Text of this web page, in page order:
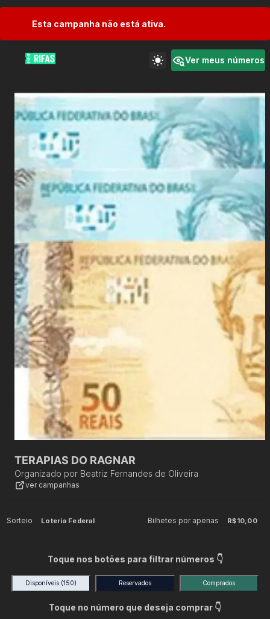
Esta campanha não está ativa.
Ver meus números
TERAPIAS DO RAGNAR
Organizado por Beatriz Fernandes de Oliveira
ver campanhas
Sorteio Loteria Federal Bilhetes por apenas R$10,00
Toque nos botões para filtrar números 👇
Disponíveis (150) Reservados Comprados
Toque no número que deseja comprar 👇